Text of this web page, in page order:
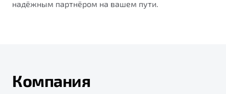
надёжным партнёром на вашем пути.
Компания